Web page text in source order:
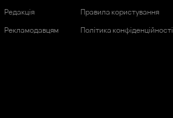
Редакція
Рекламодавцям
Правила користування
Політика конфіденційності